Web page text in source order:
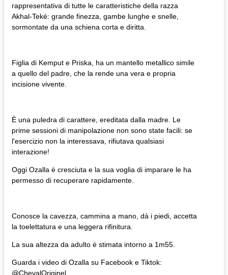
rappresentativa di tutte le caratteristiche della razza
Akhal-Teké: grande finezza, gambe lunghe e snelle,
sormontate da una schiena corta e diritta.
Figlia di Kemput e Priska, ha un mantello metallico simile
a quello del padre, che la rende una vera e propria
incisione vivente.
È una puledra di carattere, ereditata dalla madre. Le
prime sessioni di manipolazione non sono state facili: se
l'esercizio non la interessava, rifiutava qualsiasi
interazione!
Oggi Ozalla è cresciuta e la sua voglia di imparare le ha
permesso di recuperare rapidamente.
Conosce la cavezza, cammina a mano, dà i piedi, accetta
la toelettatura e una leggera rifinitura.
La sua altezza da adulto è stimata intorno a 1m55.
Guarda i video di Ozalla su Facebook e Tiktok:
@ChevalOriginel